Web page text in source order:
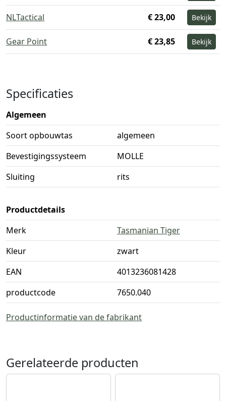
NLTactical € 23,00 Bekijk
Gear Point € 23,85 Bekijk
Specificaties
Algemeen
Soort opbouwtas
algemeen
Bevestigingssysteem
MOLLE
Sluiting
rits
Productdetails
Merk
Tasmanian Tiger
Kleur
zwart
EAN
4013236081428
productcode
7650.040
Productinformatie van de fabrikant
Gerelateerde producten